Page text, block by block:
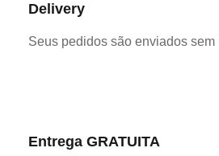
Delivery
Seus pedidos são enviados
Entrega GRATUITA